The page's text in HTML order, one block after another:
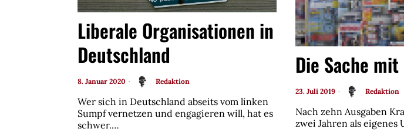
Liberale Organisationen in
Deutschland
8. Januar 2020 Redaktion
Wer sich in Deutschland abseits vom linken
Sumpf vernetzen und engagieren will, hat es
schwer.…
Die Sache
23. Juli 2019 Redaktion
Nach zehn Ausgaben
zwei Jahren als